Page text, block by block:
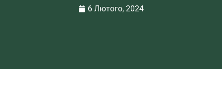
6 Лютого, 2024